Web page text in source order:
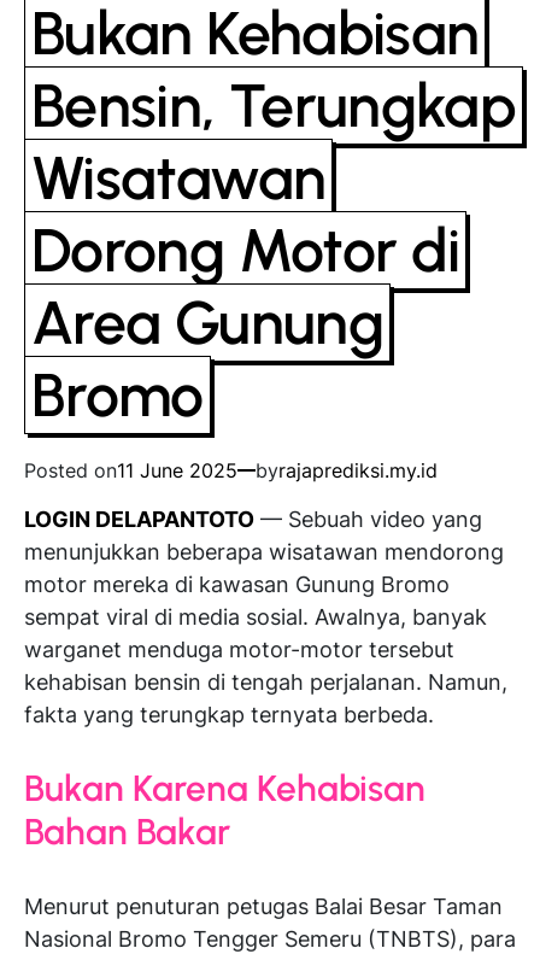
Bukan Kehabisan
Bensin, Terungkap
Wisatawan
Dorong Motor di
Area Gunung
Bromo
Posted on11 June 2025 byrajaprediksi.my.id
LOGIN DELAPANTOTO — Sebuah video yang
menunjukkan beberapa wisatawan mendorong
motor mereka di kawasan Gunung Bromo
sempat viral di media sosial. Awalnya, banyak
warganet menduga motor-motor tersebut
kehabisan bensin di tengah perjalanan. Namun,
fakta yang terungkap ternyata berbeda.
Bukan Karena Kehabisan
Bahan Bakar
Menurut penuturan petugas Balai Besar Taman
Nasional Bromo Tengger Semeru (TNBTS), para